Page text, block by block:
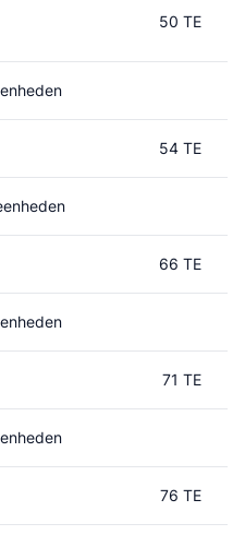
50 TE
54 TE
66 TE
71 TE
76 TE